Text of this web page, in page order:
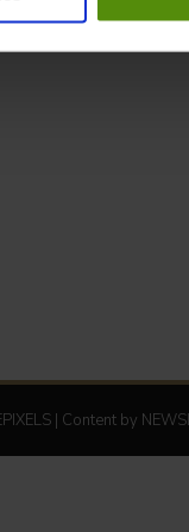
| Content by